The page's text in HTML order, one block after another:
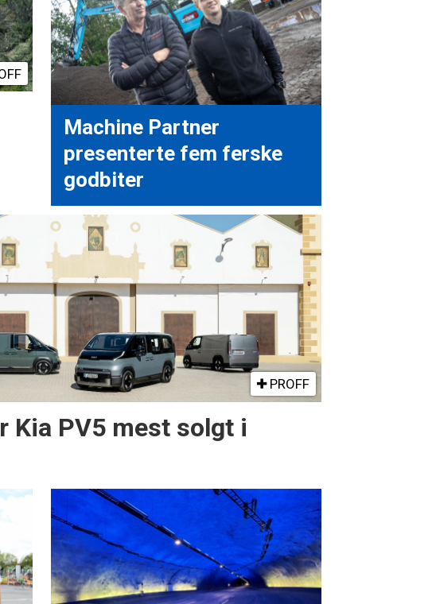
Machine Partner
presenterte fem ferske
godbiter
PROFF
Kia PV5 mest solgt i